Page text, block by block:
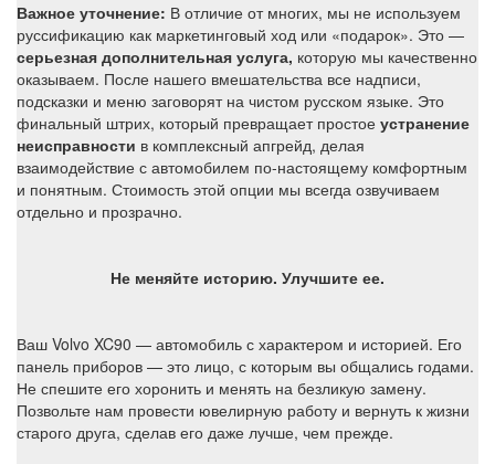
Важное уточнение: В отличие от многих, мы не используем
руссификацию как маркетинговый ход или «подарок». Это —
серьезная дополнительная услуга, которую мы качественно
оказываем. После нашего вмешательства все надписи,
подсказки и меню заговорят на чистом русском языке. Это
финальный штрих, который превращает простое устранение
неисправности в комплексный апгрейд, делая
взаимодействие с автомобилем по-настоящему комфортным
и понятным. Стоимость этой опции мы всегда озвучиваем
отдельно и прозрачно.
Не меняйте историю. Улучшите ее.
Ваш Volvo XC90 — автомобиль с характером и историей. Его
панель приборов — это лицо, с которым вы общались годами.
Не спешите его хоронить и менять на безликую замену.
Позвольте нам провести ювелирную работу и вернуть к жизни
старого друга, сделав его даже лучше, чем прежде.